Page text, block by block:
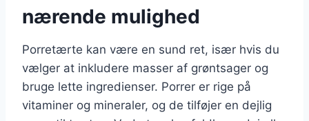
nærende mulighed
Porretærte kan være en sund ret, især hvis du
vælger at inkludere masser af grøntsager og
bruge lette ingredienser. Porrer er rige på
vitaminer og mineraler, og de tilføjer en dejlig